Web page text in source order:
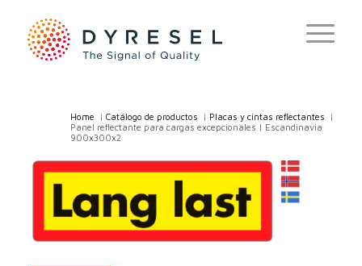
Home /Catálogo de productos Placas y cintas reflectantes
Panel reflectante para cargas excepcionales | Escandinavia
900x300x2